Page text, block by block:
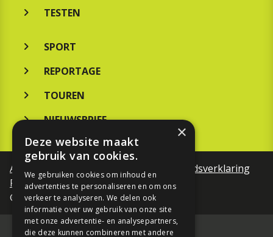
TESTEN
SPORT
REPORTAGE
TOUREN
NIEUWSBRIEF
Algemene voorwaarden
Toegankelijkheidsverklaring
Privacy Policy
©Motorfreaks 2026
×
Deze website maakt
gebruik van cookies.
We gebruiken cookies om inhoud en
advertenties te personaliseren en om ons
verkeer te analyseren. We delen ook
informatie over uw gebruik van onze site
met onze advertentie- en analysepartners,
die deze kunnen combineren met andere